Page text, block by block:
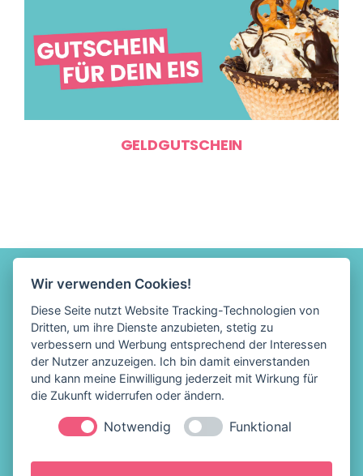
GELDGUTSCHEIN
Löffelhelden Eis &
Wir verwenden Cookies!
Diese Seite nutzt Website Tracking-Technologien von
Dritten, um ihre Dienste anzubieten, stetig zu
verbessern und Werbung entsprechend der Interessen
der Nutzer anzuzeigen. Ich bin damit einverstanden
und kann meine Einwilligung jederzeit mit Wirkung für
die Zukunft widerrufen oder ändern.
Notwendig Funktional